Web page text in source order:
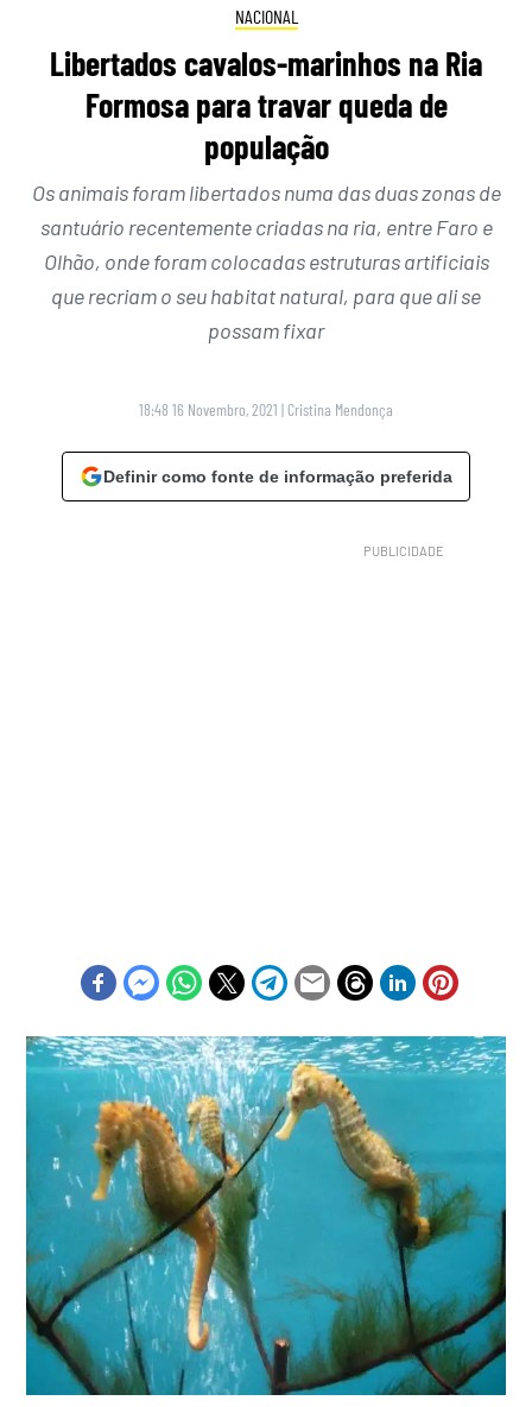
NACIONAL
Libertados cavalos-marinhos na Ria
Formosa para travar queda de
população
Os animais foram libertados numa das duas zonas de
santuário recentemente criadas na ria, entre Faro e
Olhão, onde foram colocadas estruturas artificiais
que recriam o seu habitat natural, para que ali se
possam fixar
18:48 16 Novembro, 2021 | Cristina Mendonça
Definir como fonte de informação preferida